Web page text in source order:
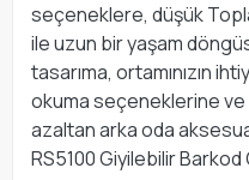
seçeneklere, düşük
ile uzun bir yaşam
tasarıma, ortamınızın
okuma seçeneklerine
azaltan arka oda
RS5100 Giyilebilir